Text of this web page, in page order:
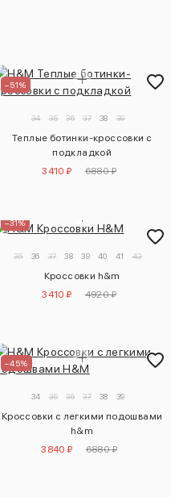
–51%
34 35 36 37 38 39
Теплые ботинки-кроссовки с
подкладкой
3410 ₽
6880 ₽
–31%
35 36 37 38 39 40 41 42
Кроссовки h&m
3410 ₽
4920 ₽
–45%
34 35 36 37 38 39
Кроссовки с легкими подошвами
h&m
3840 ₽
6880 ₽